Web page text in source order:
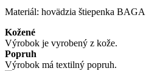
Materiál: hovädzia štiepenka BAGA
Kožené
Výrobok je vyrobený z kože.
Popruh
Výrobok má textilný popruh.